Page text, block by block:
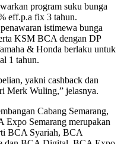
program suku bunga
eff.p.a fix 3 tahun.
istimewa bunga
KSM BCA dengan DP
& Honda berlaku untuk
1 tahun.
yakni cashback dan
Merk Wuling,” jelasnya.
Cabang Semarang,
Semarang merupakan
BCA Syariah, BCA